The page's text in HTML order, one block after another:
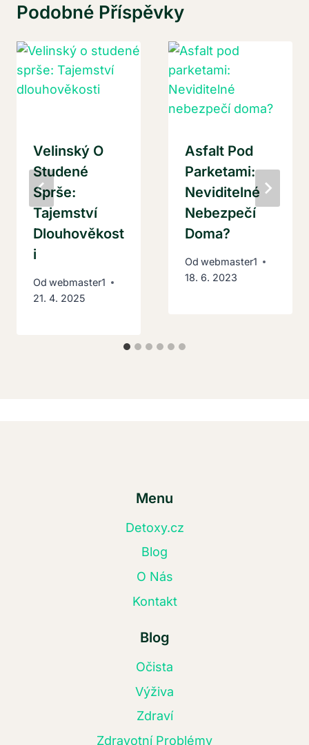
Podobné Příspěvky
Velinský O
Studené
Sprše:
Tajemství
Dlouhověkost
I
Od webmaster1
21. 4. 2025
Asfalt Pod
Parketami:
Neviditelné
Nebezpečí
Doma?
Od webmaster1
18. 6. 2023
Menu
Detoxy.cz
Blog
O Nás
Kontakt
Blog
Očista
Výživa
Zdraví
Zdravotní Problémy